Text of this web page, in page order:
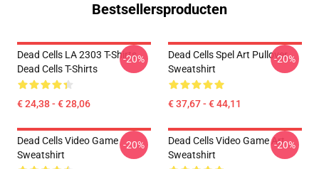
Bestsellersproducten
Dead Cells LA 2303 T-Shirts
Dead Cells T-Shirts
€ 24,38 - € 28,06
-20%
Dead Cells Spel Art Pullover
Sweatshirt
€ 37,67 - € 44,11
-20%
Dead Cells Video Game
Sweatshirt
-20%
Dead Cells Video Game Art
Sweatshirt
-20%